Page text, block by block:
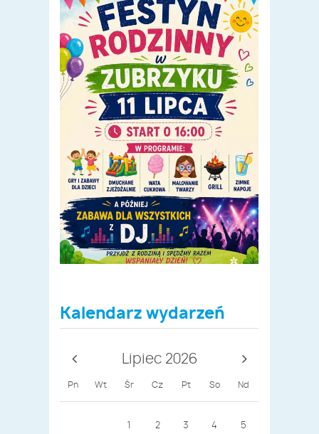
Kalendarz wydarzeń
Lipiec 2026
Pn Wt Śr Cz Pt So Nd
1 2 3 4 5